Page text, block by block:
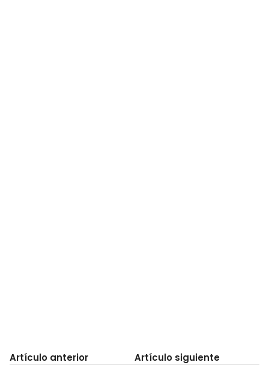
Artículo anterior Artículo siguiente